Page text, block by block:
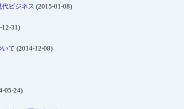
ビジネス (2015-01-08)
12-31)
いて (2014-12-08)
05-24)